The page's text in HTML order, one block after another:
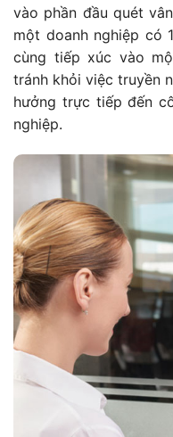
vào phần đầu quét
một doanh nghiệp có
cùng tiếp xúc vào
tránh khỏi việc truyền
hưởng trực tiếp đến
nghiệp.